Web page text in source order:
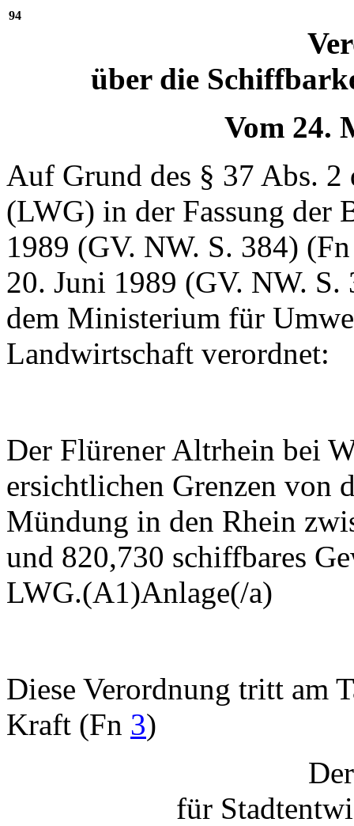
94
über die
Vom 24.
Auf Grund des § 37 Abs. 2
(LWG) in der Fassung der
1989 (GV. NW. S. 384)
20. Juni 1989 (GV. NW.
dem Ministerium für
Landwirtschaft verordnet:
Der Flürener Altrhein bei
ersichtlichen Grenzen von
Mündung in den Rhein
und 820,730 schiffbares
LWG.(A1)Anlage(/a)
Diese Verordnung tritt am
Kraft (Fn 3)
für